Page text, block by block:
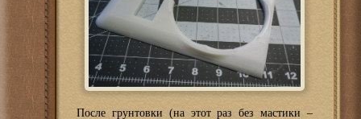
После грунтовки (на этот раз без мастики –